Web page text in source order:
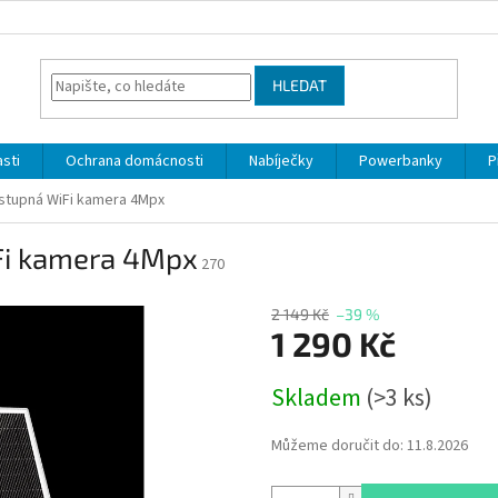
HLEDAT
Ochrana domácnosti Nabíječky Powerbanky
WiFi kamera 4Mpx
kamera 4Mpx 270
2 149 Kč –39 %
1 290 Kč
cena:
Skladem (>3 ks)
Můžeme doručit do: 11.8.2026